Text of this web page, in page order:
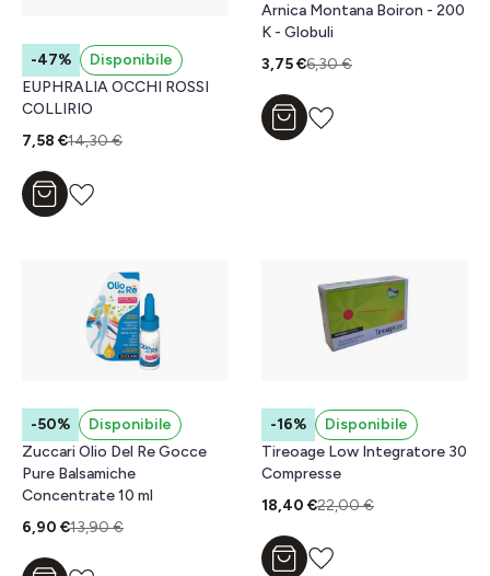
-47%
Disponibile
EUPHRALIA OCCHI ROSSI
COLLIRIO
7,58 €14,30 €
Aggiungi al carrello
Arnica Montana Boiron - 200
K - Globuli
3,75 €6,30 €
Aggiungi al carrello
-50%
Disponibile
Zuccari Olio Del Re Gocce
Pure Balsamiche
Concentrate 10 ml
6,90 €13,90 €
-16%
Disponibile
Tireoage Low Integratore 30
Compresse
18,40 €22,00 €
Aggiungi al carrello